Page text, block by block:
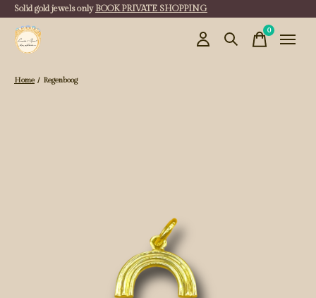
Solid gold jewels only BOOK PRIVATE SHOPPING
0items
Home / Regenboog